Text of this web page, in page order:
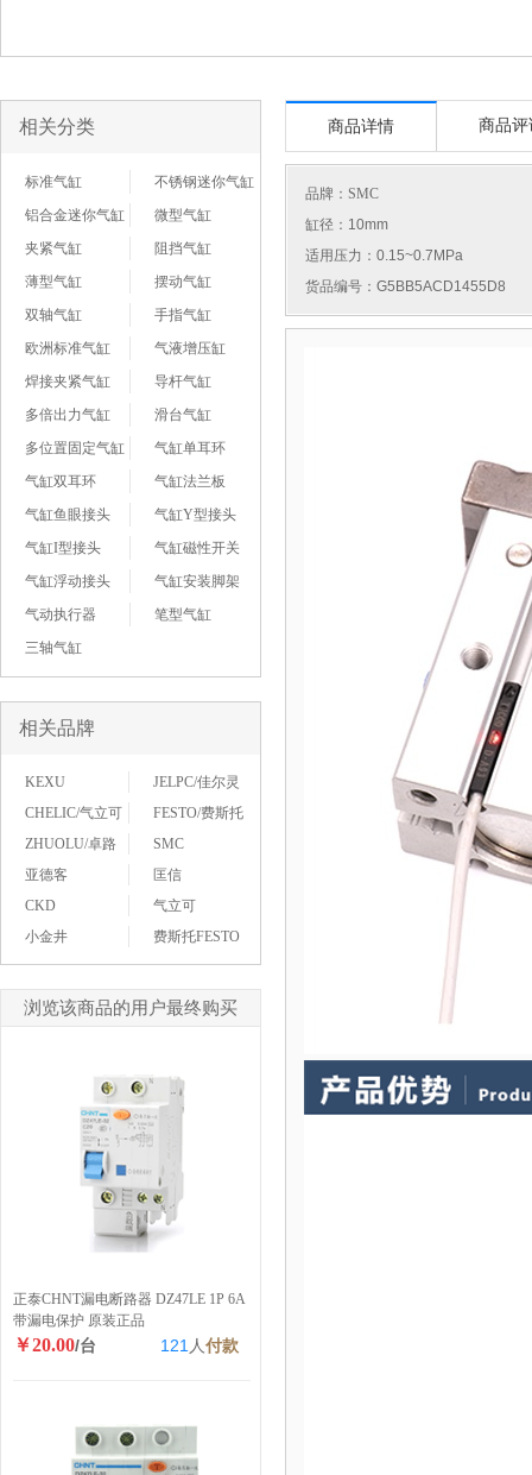
相关分类
标准气缸
不锈钢迷你气缸
铝合金迷你气缸
微型气缸
夹紧气缸
阻挡气缸
薄型气缸
摆动气缸
双轴气缸
手指气缸
欧洲标准气缸
气液增压缸
焊接夹紧气缸
导杆气缸
多倍出力气缸
滑台气缸
多位置固定气缸
气缸单耳环
气缸双耳环
气缸法兰板
气缸鱼眼接头
气缸Y型接头
气缸I型接头
气缸磁性开关
气缸浮动接头
气缸安装脚架
气动执行器
笔型气缸
三轴气缸
相关品牌
KEXU
JELPC/佳尔灵
CHELIC/气立可
FESTO/费斯托
ZHUOLU/卓路
SMC
亚德客
匡信
CKD
气立可
小金井
费斯托FESTO
浏览该商品的用户最终购买
正泰CHNT漏电断路器 DZ47LE 1P 6A
带漏电保护 原装正品
￥20.00/台 121 人付款
商品详情 商品评
品牌： SMC
缸径：10mm
适用压力：0.15~0.7MPa
货品编号：G5BB5ACD1455D8